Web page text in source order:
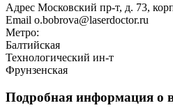
Адрес Московский пр-т, д. 73,
Email o.bobrova@laserdoctor.ru
Метро:
Балтийская
Технологический ин-т
Фрунзенская
Подробная информация о